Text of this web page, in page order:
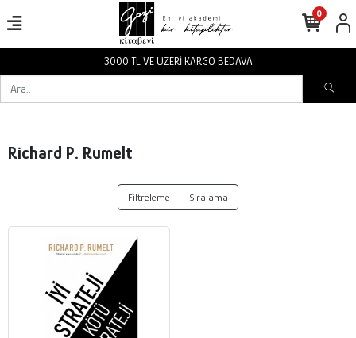
3000 TL VE ÜZERİ KARGO BEDAVA
0
Richard P. Rumelt
Filtreleme Sıralama